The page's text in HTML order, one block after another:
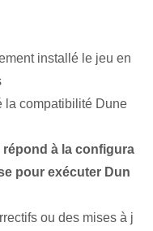
installé le jeu en
la compatibilité Dune
à la configura
pour exécuter Dun
ou des mises à j